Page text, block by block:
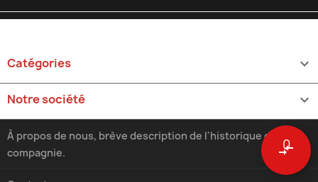
0
compare_arrows
Catégories 
Notre société 
À propos de nous, brève description de l'historique de la
compagnie.